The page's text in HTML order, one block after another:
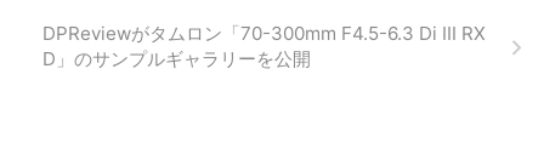
DPReviewがタムロン「70-300mm F4.5-6.3 Di III RX
D」のサンプルギャラリーを公開